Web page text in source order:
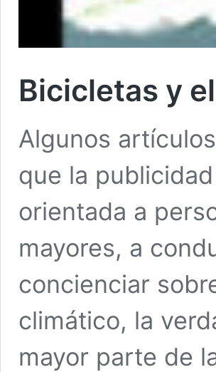
Bicicletas y
Algunos
que la
orientada a
mayores, a
concienciar
climático, la
mayor parte de